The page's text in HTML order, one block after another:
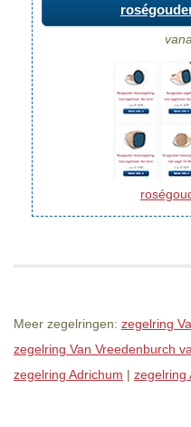
Meer zegelringen: zegelring
zegelring Van Vreedenburch
zegelring Adrichum | zegelring